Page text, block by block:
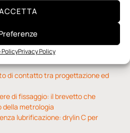
Privacy PolicyIndustriale
di contatto tra progettazione ed
di fissaggio: il brevetto che
della metrologia
lubrificazione: drylin C per